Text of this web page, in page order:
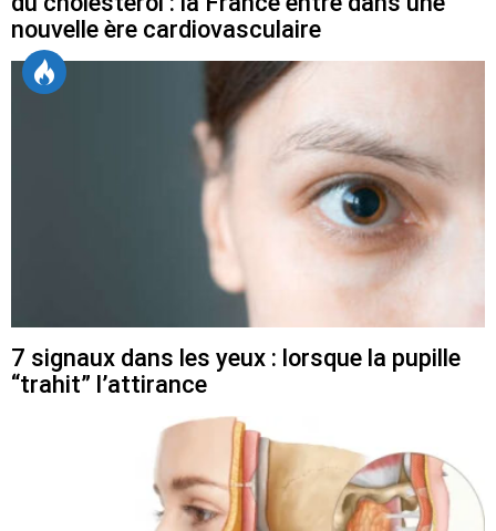
nouvelle ère cardiovasculaire
7 signaux dans les yeux : lorsque la pupille
“trahit” l’attirance